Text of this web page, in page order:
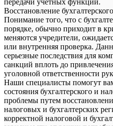
Восстановление
Понимание того, что с
порядке, обычно приходит в
меняются учредители,
или внутренняя проверка.
серьезные последствия для
санкций вплоть до
уголовной ответственности
Наши специалисты помогут
состояния бухгалтерского и
проблемы путем
налоговых и бухгалтерских
корректной налоговой и